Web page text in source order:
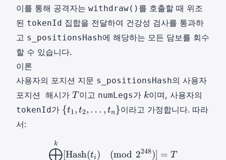
이를 통해 공격자는 withdraw() 를 호출할 때 위조
된 tokenId 집합을 전달하여 건강성 검사를 통과하
고 s_positionsHash에 해당하는 모든 담보를 회수
할 수 있습니다.
이론
사용자의 포지션 지문 s_positionsHash의 사용자
포지션 해시가 T
T 이고 numLegs가 k
k
k이며, 사용자의
tokenId가 {
t
{t1, t2, … , tn}이라고 가정합니다. 따라
서:
⨁
k
[Hash(ti ) (mod 2248)] = T